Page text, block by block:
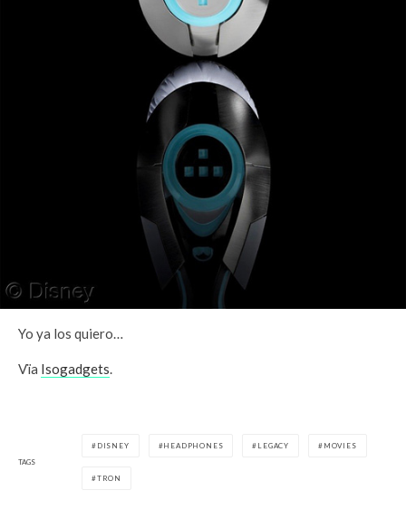
Yo ya los quiero…
Vïa Isogadgets.
TAGS
DISNEY HEADPHONES LEGACY MOVIES
TRON